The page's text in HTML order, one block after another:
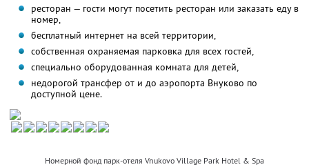
ресторан — гости могут посетить ресторан или заказать еду в
номер,
бесплатный интернет на всей территории,
собственная охраняемая парковка для всех гостей,
специально оборудованная комната для детей,
недорогой трансфер от и до аэропорта Внуково по
доступной цене.
Номерной фонд парк-отеля Vnukovo Village Park Hotel & Spa